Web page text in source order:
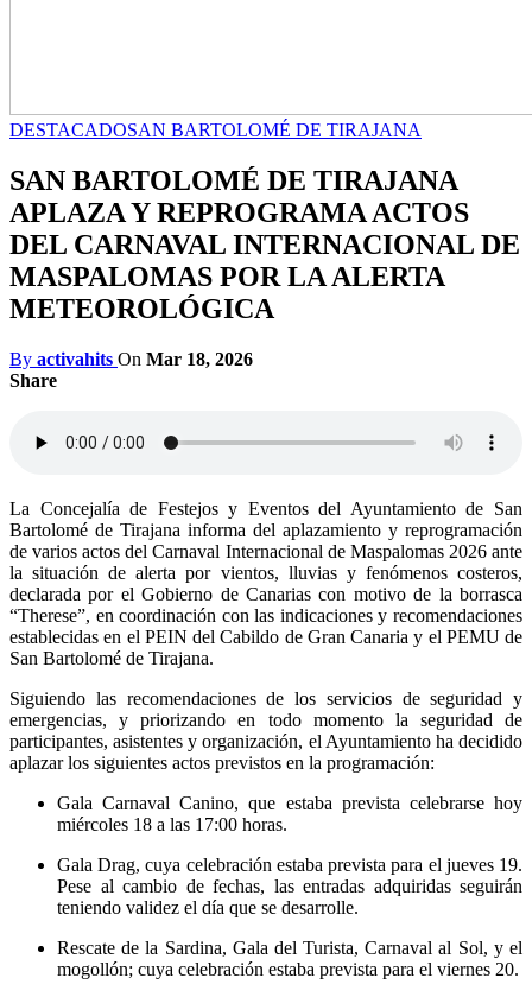
DESTACADOSAN BARTOLOMÉ DE TIRAJANA
SAN BARTOLOMÉ DE TIRAJANA
APLAZA Y REPROGRAMA ACTOS
DEL CARNAVAL INTERNACIONAL DE
MASPALOMAS POR LA ALERTA
METEOROLÓGICA
By activahits On Mar 18, 2026
Share
La Concejalía de Festejos y Eventos del Ayuntamiento de San
Bartolomé de Tirajana informa del aplazamiento y reprogramación
de varios actos del Carnaval Internacional de Maspalomas 2026 ante
la situación de alerta por vientos, lluvias y fenómenos costeros,
declarada por el Gobierno de Canarias con motivo de la borrasca
“Therese”, en coordinación con las indicaciones y recomendaciones
establecidas en el PEIN del Cabildo de Gran Canaria y el PEMU de
San Bartolomé de Tirajana.
Siguiendo las recomendaciones de los servicios de seguridad y
emergencias, y priorizando en todo momento la seguridad de
participantes, asistentes y organización, el Ayuntamiento ha decidido
aplazar los siguientes actos previstos en la programación:
Gala Carnaval Canino, que estaba prevista celebrarse hoy
miércoles 18 a las 17:00 horas.
Gala Drag, cuya celebración estaba prevista para el jueves 19.
Pese al cambio de fechas, las entradas adquiridas seguirán
teniendo validez el día que se desarrolle.
Rescate de la Sardina, Gala del Turista, Carnaval al Sol, y el
mogollón; cuya celebración estaba prevista para el viernes 20.